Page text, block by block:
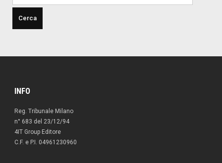
INFO
Reg. Tribunale Milano
n° 683 del 23/12/94
4IT Group Editore
C.F. e P.I. 04961230960